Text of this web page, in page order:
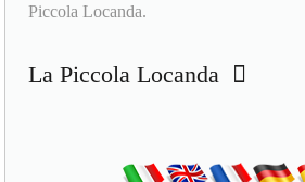
Piccola Locanda.
La Piccola Locanda